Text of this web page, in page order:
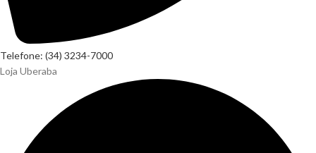
Telefone: (34) 3234-7000
Loja Uberaba